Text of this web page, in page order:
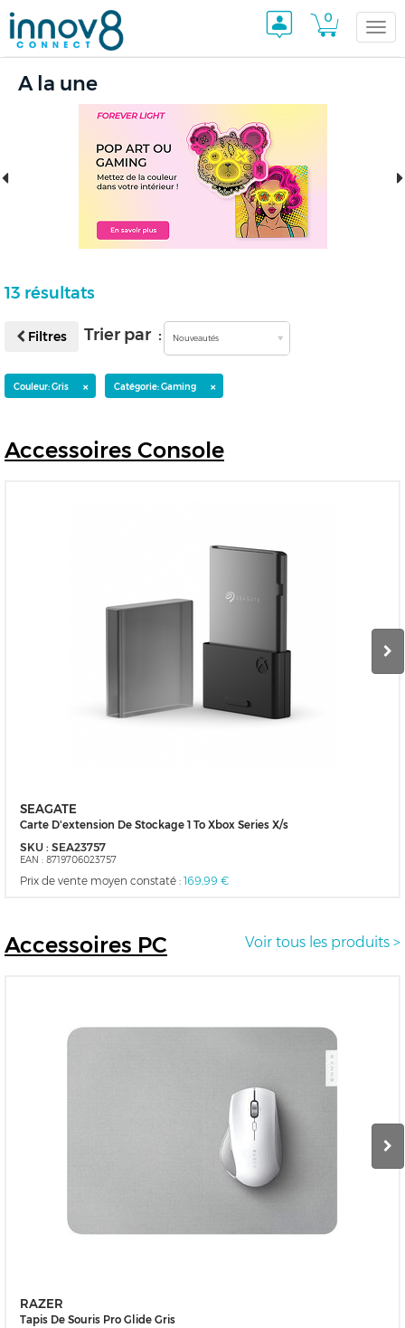
0
A la une
13 résultats
Filtres Trier par : Nouveautés
Couleur: Gris × Catégorie: Gaming ×
Accessoires Console
SEAGATE
Carte D'extension De Stockage 1 To Xbox Series X/s
SKU : SEA23757
EAN : 8719706023757
Prix de vente moyen constaté : 169,99 €
Voir tous les produits >
Accessoires PC
RAZER
Tapis De Souris Pro Glide Gris